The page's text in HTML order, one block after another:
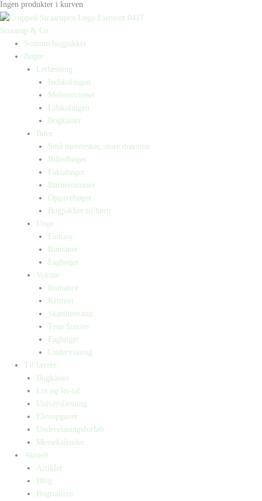
Ingen produkter i kurven
Straarup & Co
Sommerbogpakker
Bøger
Letlæsning
Indskolingen
Mellemtrinnet
Udskolingen
Bogkasser
Børn
Små mennesker, store drømme
Billedbøger
Faktabøger
Børneromaner
Opgavebøger
Bogpakker til børn
Unge
Fantasy
Romaner
Fagbøger
Voksne
Romance
Krimier
Skønlitteratur
True Stories
Fagbøger
Undervisning
Til lærere
Bogkasser
Lix og let-tal
Universlæsning
Elevopgaver
Undervisningsforløb
Messekalender
Aktuelt
Artikler
Blog
Bogtrailere